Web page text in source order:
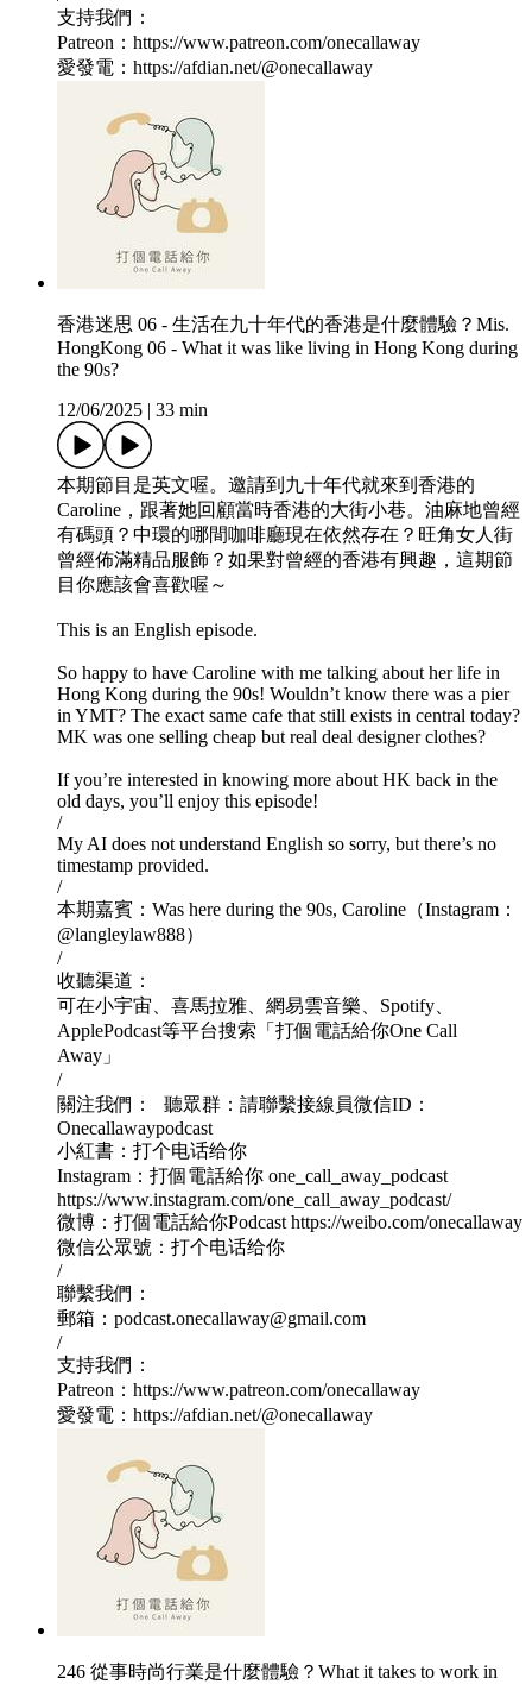
支持我們：
Patreon：https://www.patreon.com/onecallaway
愛發電：https://afdian.net/@onecallaway
香港迷思 06 - 生活在九十年代的香港是什麼體驗？Mis.
HongKong 06 - What it was like living in Hong Kong during
the 90s?
12/06/2025
33 min
本期節目是英文喔。邀請到九十年代就來到香港的
Caroline，跟著她回顧當時香港的大街小巷。油麻地曾經
有碼頭？中環的哪間咖啡廳現在依然存在？旺角女人街
曾經佈滿精品服飾？如果對曾經的香港有興趣，這期節
目你應該會喜歡喔～
This is an English episode.
So happy to have Caroline with me talking about her life in
Hong Kong during the 90s! Wouldn’t know there was a pier
in YMT? The exact same cafe that still exists in central today?
MK was one selling cheap but real deal designer clothes?
If you’re interested in knowing more about HK back in the
old days, you’ll enjoy this episode!
/
My AI does not understand English so sorry, but there’s no
timestamp provided.
/
本期嘉賓：Was here during the 90s, Caroline（Instagram：
@langleylaw888）
/
收聽渠道：
可在小宇宙、喜馬拉雅、網易雲音樂、Spotify、
ApplePodcast等平台搜索「打個電話給你One Call
Away」
/
關注我們： 聽眾群：請聯繫接線員微信ID：
Onecallawaypodcast
小紅書：打个电话给你
Instagram：打個電話給你 one_call_away_podcast
https://www.instagram.com/one_call_away_podcast/
微博：打個電話給你Podcast https://weibo.com/onecallaway
微信公眾號：打个电话给你
/
聯繫我們：
郵箱：podcast.onecallaway@gmail.com
/
支持我們：
Patreon：https://www.patreon.com/onecallaway
愛發電：https://afdian.net/@onecallaway
246 從事時尚行業是什麼體驗？What it takes to work in